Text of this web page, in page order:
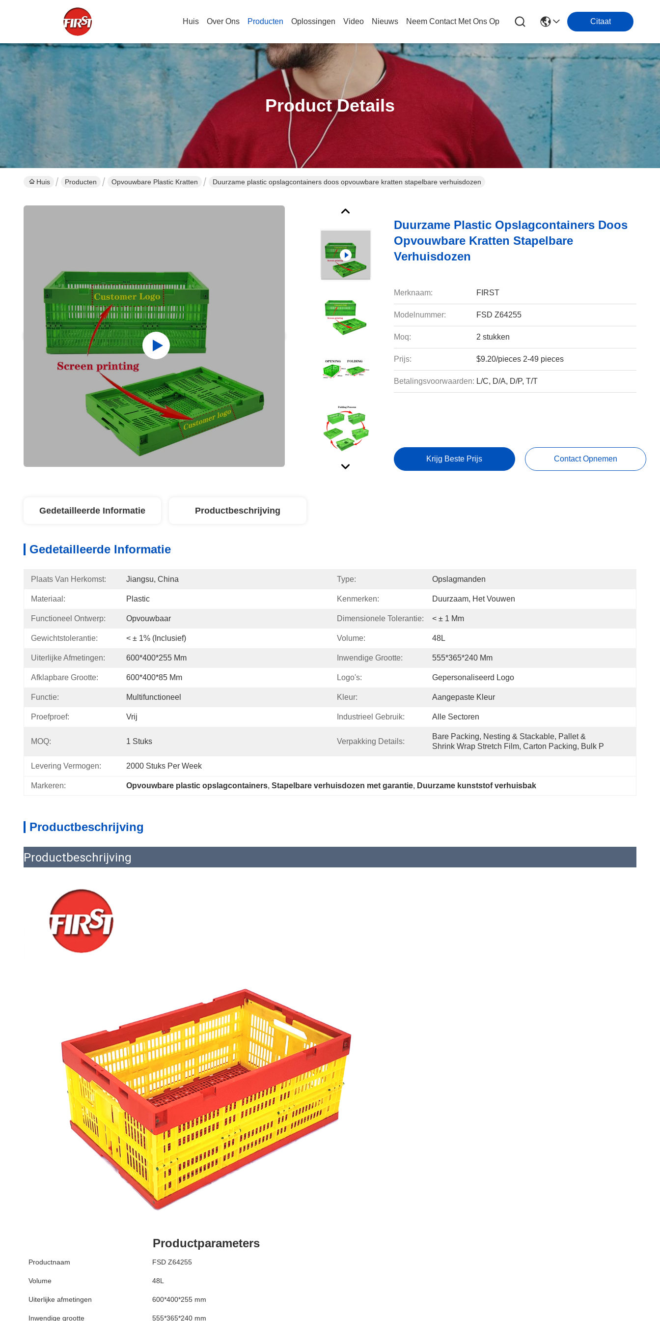
Huis Over Ons Producten Oplossingen Video Nieuws Neem Contact Met Ons Op Citaat
Product Details
Huis Producten Opvouwbare Plastic Kratten Duurzame plastic opslagcontainers doos opvouwbare kratten stapelbare verhuisdozen
Duurzame Plastic Opslagcontainers Doos
Opvouwbare Kratten Stapelbare
Verhuisdozen
Merknaam: FIRST
Modelnummer: FSD Z64255
Moq: 2 stukken
Prijs: $9.20/pieces 2-49 pieces
Betalingsvoorwaarden: L/C, D/A, D/P, T/T
Krijg Beste Prijs Contact Opnemen
Gedetailleerde Informatie Productbeschrijving
Gedetailleerde Informatie
Plaats Van Herkomst: Jiangsu, China Type: Opslagmanden
Materiaal: Plastic Kenmerken: Duurzaam, Het Vouwen
Functioneel Ontwerp: Opvouwbaar Dimensionele Tolerantie: < ± 1 Mm
Gewichtstolerantie: < ± 1% (inclusief) Volume: 48L
Uiterlijke Afmetingen: 600*400*255 Mm Inwendige Grootte: 555*365*240 Mm
Afklapbare Grootte: 600*400*85 Mm Logo's: Gepersonaliseerd Logo
Functie: Multifunctioneel Kleur: Aangepaste Kleur
Proefproef: Vrij Industrieel Gebruik: Alle Sectoren
MOQ: 1 Stuks Verpakking Details:
Bare Packing, Nesting & Stackable, Pallet &
Shrink Wrap Stretch Film, Carton Packing, Bulk P
Levering Vermogen: 2000 Stuks Per Week
Markeren: Opvouwbare plastic opslagcontainers, Stapelbare verhuisdozen met garantie, Duurzame kunststof verhuisbak
Productbeschrijving
Productbeschrijving
Productparameters
Productnaam FSD Z64255
Volume 48L
Uiterlijke afmetingen 600*400*255 mm
Inwendige grootte 555*365*240 mm